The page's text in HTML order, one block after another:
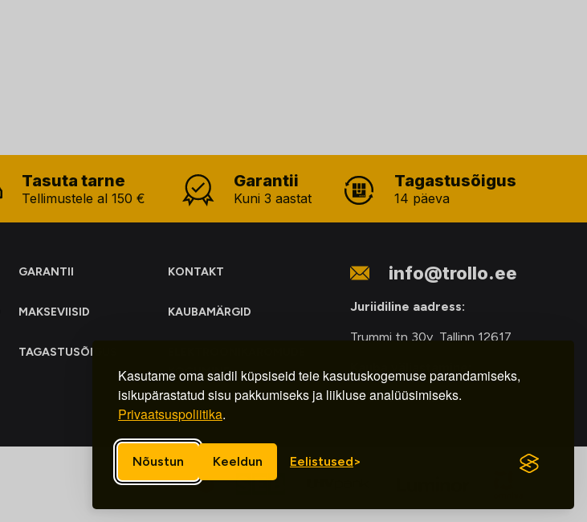
Kasutame oma saidil küpsiseid teie kasutuskogemuse parandamiseks,
isikupärastatud sisu pakkumiseks ja liikluse analüüsimiseks.
Privaatsuspoliitika.
Nõustun Keeldun Eelistused
Tasuta tarne
Tellimustele al 150 €
Garantii
Kuni 3 aastat
Tagastusõigus
14 päeva
GARANTII KONTAKT
MAKSEVIISID KAUBAMÄRGID
TAGASTUSÕIGUS
KOGUMINE
info@trollo.ee
Juriidiline aadress:
Trummi tn 30y, Tallinn 12617
Kauba väljastamine:
E-R – 9.00 – 18.00